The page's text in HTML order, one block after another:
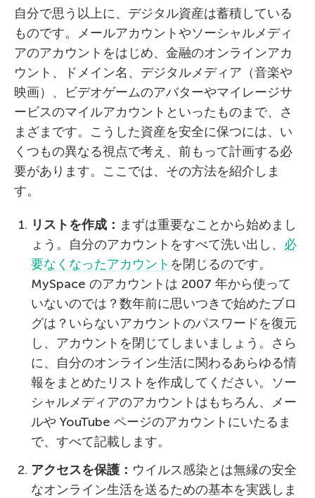
自分で思う以上に、デジタル資産は蓄積している
ものです。メールアカウントやソーシャルメディ
アのアカウントをはじめ、金融のオンラインアカ
ウント、ドメイン名、デジタルメディア（音楽や
映画）、ビデオゲームのアバターやマイレージサ
ービスのマイルアカウントといったものまで、さ
まざまです。こうした資産を安全に保つには、い
くつもの異なる視点で考え、前もって計画する必
要があります。ここでは、その方法を紹介しま
す。
リストを作成： まずは重要なことから始めまし
ょう。自分のアカウントをすべて洗い出し、 必
要なくなったアカウント を閉じるのです。
MySpace のアカウントは 2007 年から使って
いないのでは？数年前に思いつきで始めたブロ
グは？いらないアカウントのパスワードを復元
し、アカウントを閉じてしまいましょう。さら
に、自分のオンライン生活に関わるあらゆる情
報をまとめたリストを作成してください。ソー
シャルメディアのアカウントはもちろん、メー
ルや YouTube ページのアカウントにいたるま
で、すべて記載します。
アクセスを保護： ウイルス感染とは無縁の安全
なオンライン生活を送るための基本を実践しま